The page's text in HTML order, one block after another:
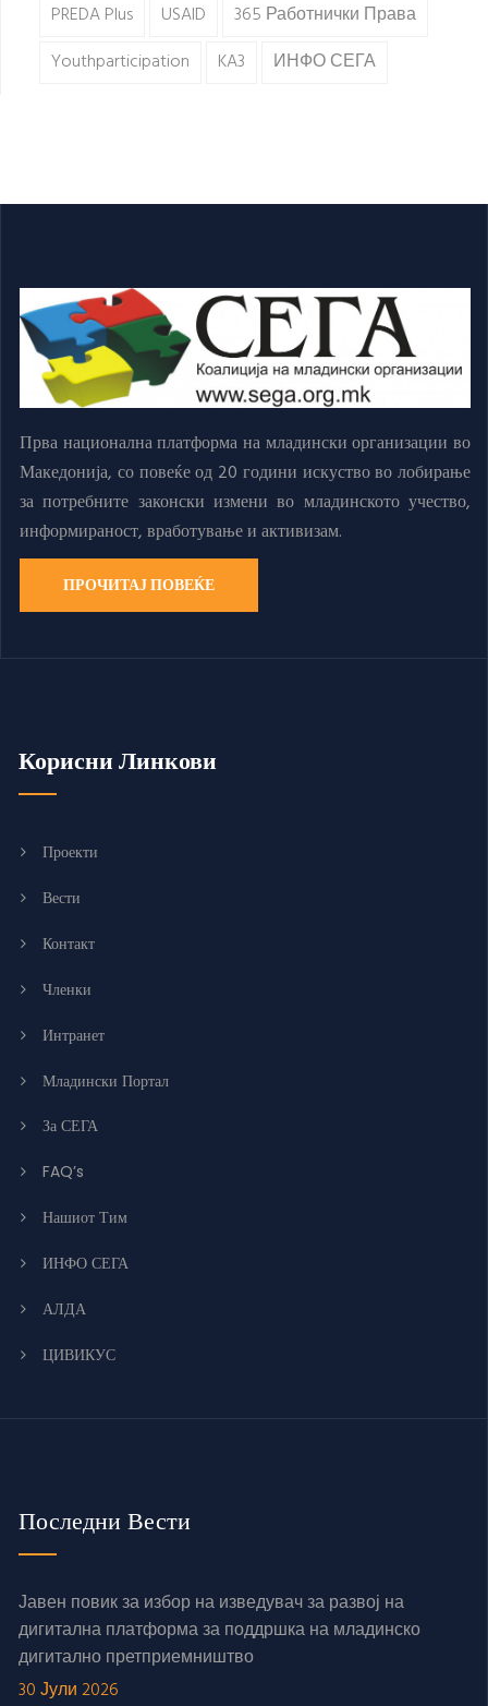
PREDA Plus
USAID
365 Работнички Права
Youthparticipation
KA3 ИНФО СЕГА
Прва национална платформа на младински организации во
Македонија, со повеќе од 20 години искуство во лобирање
за потребните законски измени во младинското учество,
информираност, вработување и активизам.
ПРОЧИТАЈ ПОВЕЌЕ
Корисни Линкови
Проекти
Вести
Контакт
Членки
Интранет
Младински Портал
За СЕГА
FAQ’s
Нашиот Тим
ИНФО СЕГА
АЛДА
ЦИВИКУС
Последни Вести
Јавен повик за избор на изведувач за развој на
дигитална платформа за поддршка на младинско
дигитално претприемништво
30 Јули 2026